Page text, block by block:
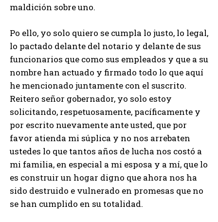
maldición sobre uno.
Po ello, yo solo quiero se cumpla lo justo, lo legal,
lo pactado delante del notario y delante de sus
funcionarios que como sus empleados y que a su
nombre han actuado y firmado todo lo que aquí
he mencionado juntamente con el suscrito.
Reitero señor gobernador, yo solo estoy
solicitando, respetuosamente, pacíficamente y
por escrito nuevamente ante usted, que por
favor atienda mi súplica y no nos arrebaten
ustedes lo que tantos años de lucha nos costó a
mi familia, en especial a mi esposa y a mí, que lo
es construir un hogar digno que ahora nos ha
sido destruido e vulnerado en promesas que no
se han cumplido en su totalidad.